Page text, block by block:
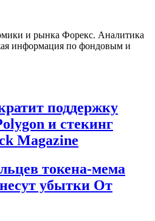
и рынка Форекс. Аналитика
информация по фондовым и
поддержку
и стекинг
Magazine
токена-мема
убытки От